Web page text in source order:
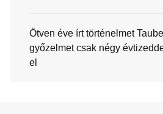
Ötven éve írt történelmet
győzelmet csak négy
el